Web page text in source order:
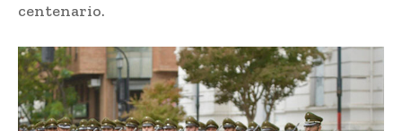
centenario.